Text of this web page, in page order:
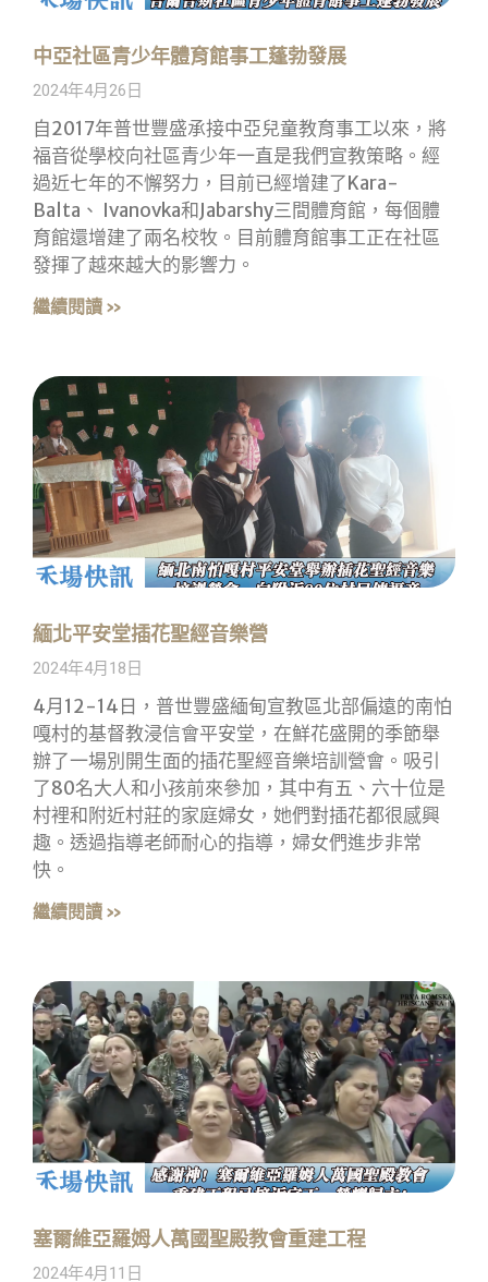
中亞社區青少年體育館事工蓬勃發展
2024年4月26日
自2017年普世豐盛承接中亞兒童教育事工以來，將
福音從學校向社區青少年一直是我們宣教策略。經
過近七年的不懈努力，目前已經增建了Kara-
Balta、 Ivanovka和Jabarshy三間體育館，每個體
育館還增建了兩名校牧。目前體育館事工正在社區
發揮了越來越大的影響力。
繼續閱讀 »
緬北平安堂插花聖經音樂營
2024年4月18日
4月12-14日，普世豐盛緬甸宣教區北部偏遠的南怕
嘎村的基督教浸信會平安堂，在鮮花盛開的季節舉
辦了一場別開生面的插花聖經音樂培訓營會。吸引
了80名大人和小孩前來參加，其中有五、六十位是
村裡和附近村莊的家庭婦女，她們對插花都很感興
趣。透過指導老師耐心的指導，婦女們進步非常
快。
繼續閱讀 »
塞爾維亞羅姆人萬國聖殿教會重建工程
2024年4月11日